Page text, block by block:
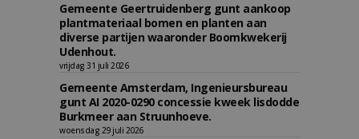
Gemeente Geertruidenberg gunt aankoop
plantmateriaal bomen en planten aan
diverse partijen waaronder Boomkwekerij
Udenhout.
vrijdag 31 juli 2026
Gemeente Amsterdam, Ingenieursbureau
gunt AI 2020-0290 concessie kweek lisdodde
Burkmeer aan Struunhoeve.
woensdag 29 juli 2026